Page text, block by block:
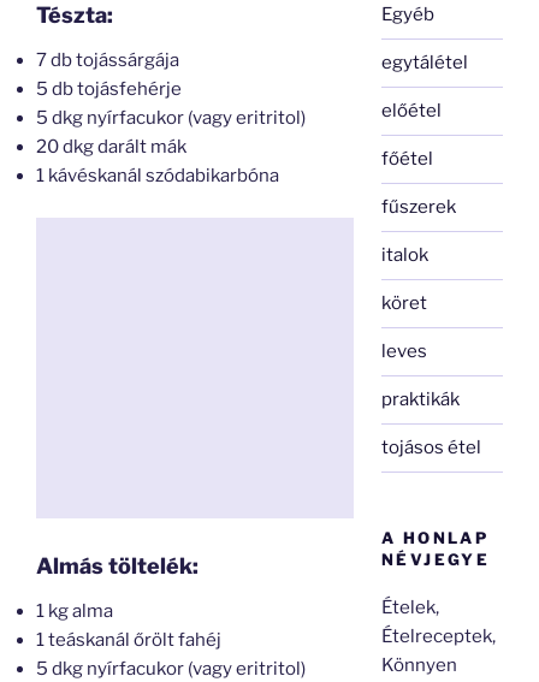
Tészta:
7 db tojássárgája
5 db tojásfehérje
5 dkg nyírfacukor (vagy eritritol)
20 dkg darált mák
1 kávéskanál szódabikarbóna
Almás töltelék:
1 kg alma
1 teáskanál őrölt fahéj
5 dkg nyírfacukor (vagy eritritol)
Egyéb
egytálétel
előétel
főétel
fűszerek
italok
köret
leves
praktikák
tojásos étel
A HONLAP
NÉVJEGYE
Ételek,
Ételreceptek,
Könnyen